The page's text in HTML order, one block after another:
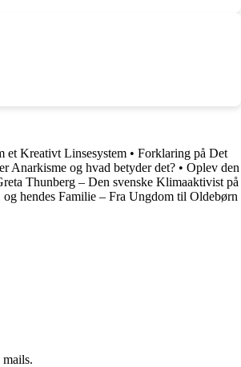
et Kreativt Linsesystem • Forklaring på Det
Anarkisme og hvad betyder det? • Oplev den
Thunberg – Den svenske Klimaaktivist på
hendes Familie – Fra Ungdom til Oldebørn